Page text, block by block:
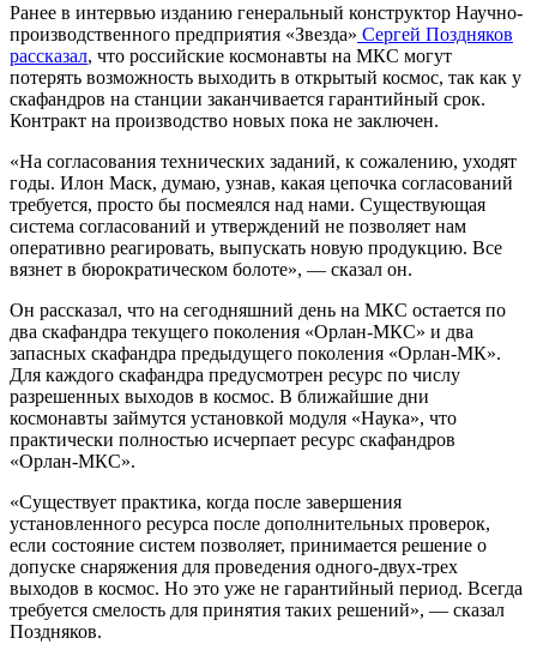
Ранее в интервью изданию генеральный конструктор Научно-
производственного предприятия «Звезда» Сергей Поздняков
рассказал, что российские космонавты на МКС могут
потерять возможность выходить в открытый космос, так как у
скафандров на станции заканчивается гарантийный срок.
Контракт на производство новых пока не заключен.
«На согласования технических заданий, к сожалению, уходят
годы. Илон Маск, думаю, узнав, какая цепочка согласований
требуется, просто бы посмеялся над нами. Существующая
система согласований и утверждений не позволяет нам
оперативно реагировать, выпускать новую продукцию. Все
вязнет в бюрократическом болоте», — сказал он.
Он рассказал, что на сегодняшний день на МКС остается по
два скафандра текущего поколения «Орлан-МКС» и два
запасных скафандра предыдущего поколения «Орлан-МК».
Для каждого скафандра предусмотрен ресурс по числу
разрешенных выходов в космос. В ближайшие дни
космонавты займутся установкой модуля «Наука», что
практически полностью исчерпает ресурс скафандров
«Орлан-МКС».
«Существует практика, когда после завершения
установленного ресурса после дополнительных проверок,
если состояние систем позволяет, принимается решение о
допуске снаряжения для проведения одного-двух-трех
выходов в космос. Но это уже не гарантийный период. Всегда
требуется смелость для принятия таких решений», — сказал
Поздняков.